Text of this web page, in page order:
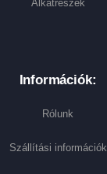
Alkatrészek
Információk:
Rólunk
Szállítási információk